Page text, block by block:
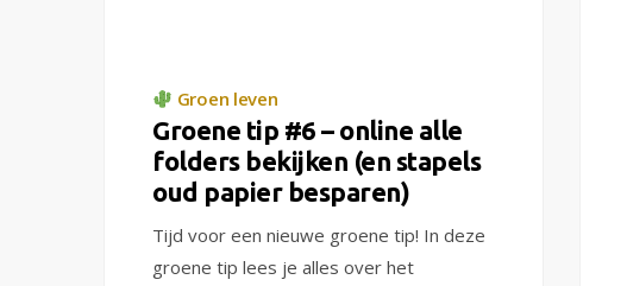
Groen leven
Groene tip #6 – online alle
folders bekijken (en stapels
oud papier besparen)
Tijd voor een nieuwe groene tip! In deze
groene tip lees je alles over het